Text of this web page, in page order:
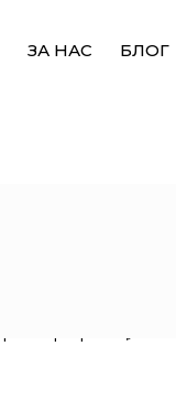
ЗА НАС БЛОГ